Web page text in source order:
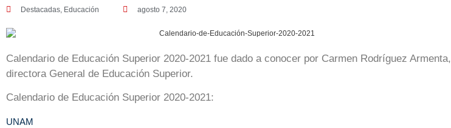
Destacadas, Educación agosto 7, 2020
Calendario de Educación Superior 2020-2021 fue dado a conocer por Carmen Rodríguez Armenta,
directora General de Educación Superior.
Calendario de Educación Superior 2020-2021:
UNAM